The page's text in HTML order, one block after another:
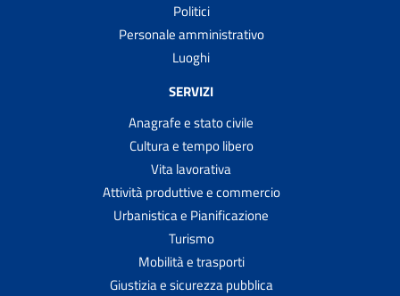
Politici
Personale amministrativo
Luoghi
SERVIZI
Anagrafe e stato civile
Cultura e tempo libero
Vita lavorativa
Attività produttive e commercio
Urbanistica e Pianificazione
Turismo
Mobilità e trasporti
Giustizia e sicurezza pubblica